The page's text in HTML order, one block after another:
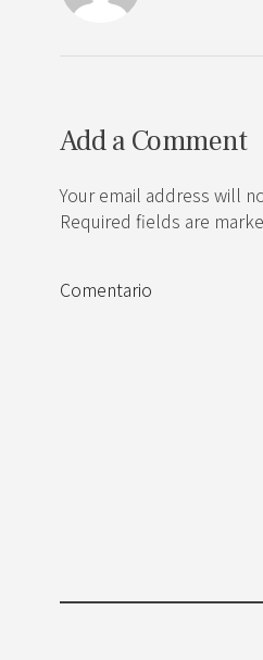
Add a Comment
Your email address will
Required fields are
Comentario